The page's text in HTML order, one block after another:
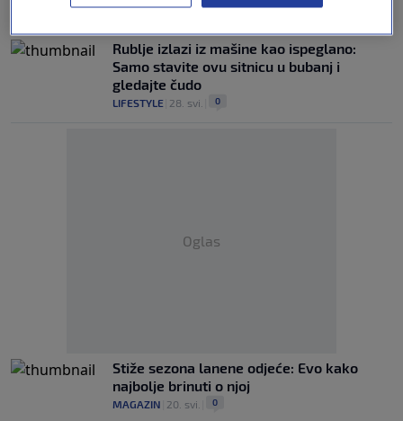
LIFESTYLE|12. srp.| 0
Rublje izlazi iz mašine kao ispeglano:
Samo stavite ovu sitnicu u bubanj i
gledajte čudo
LIFESTYLE 28. svi. 0
Oglas
Stiže sezona lanene odjeće: Evo kako
najbolje brinuti o njoj
MAGAZIN 20. svi. 0